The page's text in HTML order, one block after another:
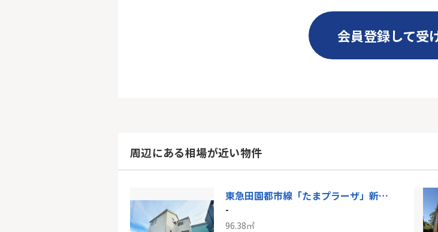
会員登録して受
周辺にある相場が近い物件
東急田園都市線「たまプラーザ」新築戸建て
-
96.38㎡